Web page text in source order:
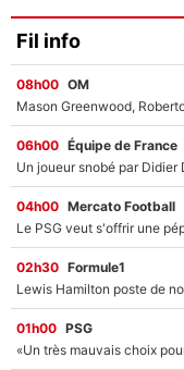
Fil info
08h00 OM
06h00 Équipe de France
04h00 Mercato Football
02h30 Formule1
01h00 PSG